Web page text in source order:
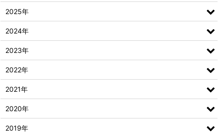
2025年
2024年
2023年
2022年
2021年
2020年
2019年